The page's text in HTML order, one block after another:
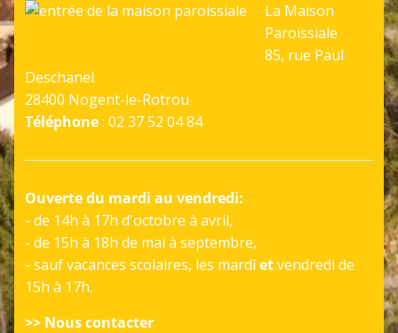
La Maison
Paroissiale
85, rue Paul
Deschanel
28400 Nogent-le-Rotrou
Téléphone: 02 37 52 04 84
Ouverte du mardi au vendredi:
- de 14h à 17h d'octobre à avril,
- de 15h à 18h de mai à septembre,
- sauf vacances scolaires, les mardi etvendredi de
15h à 17h.
>> Nous contacter